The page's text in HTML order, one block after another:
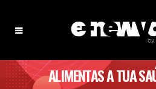
ALIMENTAS A TUA